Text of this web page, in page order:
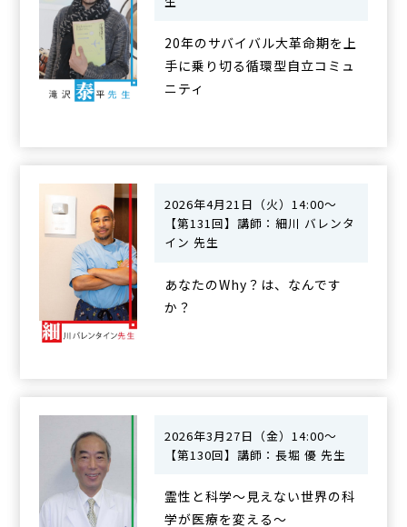
20年のサバイバル大革命期を上
手に乗り切る循環型自立コミュ
ニティ
2026年4月21日（火）14:00～
【第131回】講師：細川 バレンタ
イン 先生
あなたのWhy？は、なんです
か？
2026年3月27日（金）14:00～
【第130回】講師：長堀 優 先生
霊性と科学〜見えない世界の科
学が医療を変える〜